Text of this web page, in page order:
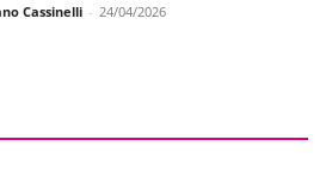
Cassinelli - 24/04/2026